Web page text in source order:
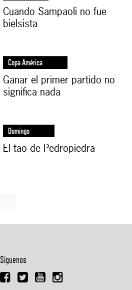
Cuando Sampaoli no fue
bielsista
Copa América
Ganar el primer partido no
significa nada
Domingo
El tao de Pedropiedra
Síguenos